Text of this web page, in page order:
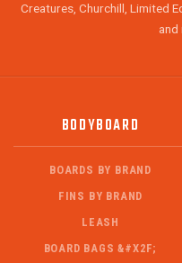
Creatures, Churchill, Limited
and
BODYBOARD
BOARDS BY BRAND
FINS BY BRAND
LEASH
BOARD BAGS &#X2F;